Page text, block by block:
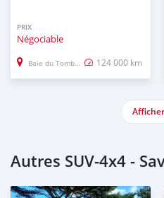
PRIX
Négociable
Baie du Tombeau 124 000 km
Autres SUV‒4x4 -